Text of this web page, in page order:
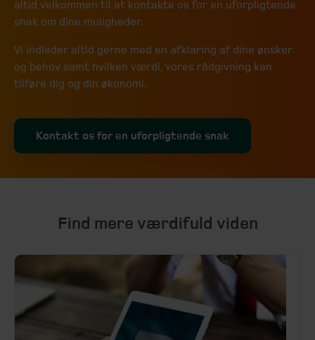
altid velkommen til at kontakte os for en uforpligtende
snak om dine muligheder.
Vi indleder altid gerne med en afklaring af dine ønsker
og behov samt hvilken værdi, vores rådgivning kan
tilføre dig og din økonomi.
Kontakt os for en uforpligtende snak
Find mere værdifuld viden